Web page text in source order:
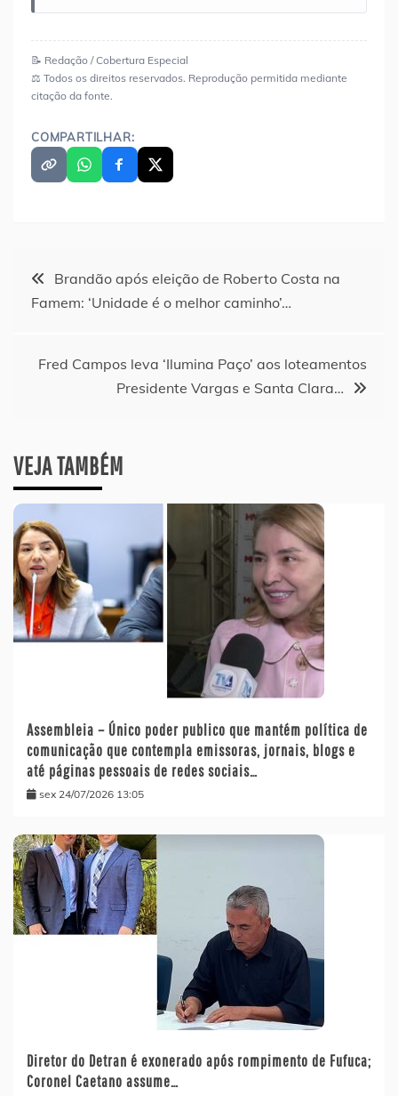
📝 Redação / Cobertura Especial
⚖️ Todos os direitos reservados. Reprodução permitida mediante
citação da fonte.
COMPARTILHAR:
Navegação
Post
Brandão após eleição de Roberto Costa na
Famem: ‘Unidade é o melhor caminho’…
Fred Campos leva ‘Ilumina Paço’ aos loteamentos
Presidente Vargas e Santa Clara…
VEJA TAMBÉM
Assembleia – Único poder publico que mantém política de
comunicação que contempla emissoras, jornais, blogs e
até páginas pessoais de redes sociais…
sex 24/07/2026 13:05
Diretor do Detran é exonerado após rompimento de Fufuca;
Coronel Caetano assume…